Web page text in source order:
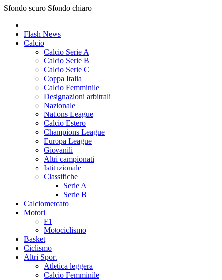
Sfondo scuro Sfondo chiaro
Flash News
Calcio
Calcio Serie A
Calcio Serie B
Calcio Serie C
Coppa Italia
Calcio Femminile
Designazioni arbitrali
Nazionale
Nations League
Calcio Estero
Champions League
Europa League
Giovanili
Altri campionati
Istituzionale
Classifiche
Serie A
Serie B
Calciomercato
Motori
F1
Motociclismo
Basket
Ciclismo
Altri Sport
Atletica leggera
Calcio Femminile